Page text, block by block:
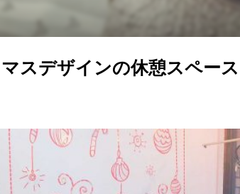
スデザインの休憩スペース